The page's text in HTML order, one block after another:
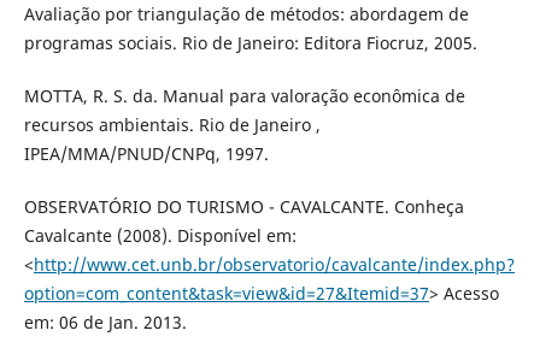
Avaliação por triangulação de métodos: abordagem de
programas sociais. Rio de Janeiro: Editora Fiocruz, 2005.
MOTTA, R. S. da. Manual para valoração econômica de
recursos ambientais. Rio de Janeiro ,
IPEA/MMA/PNUD/CNPq, 1997.
OBSERVATÓRIO DO TURISMO - CAVALCANTE. Conheça
Cavalcante (2008). Disponível em:
<http://www.cet.unb.br/observatorio/cavalcante/index.php?
option=com_content&task=view&id=27&Itemid=37> Acesso
em: 06 de Jan. 2013.